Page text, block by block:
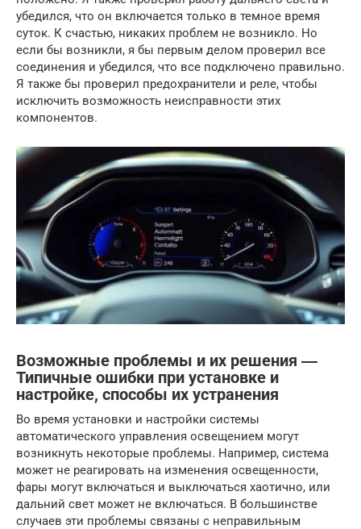
убедился, что он включается только в темное время
суток. К счастью, никаких проблем не возникло. Но
если бы возникли, я бы первым делом проверил все
соединения и убедился, что все подключено правильно.
Я также бы проверил предохранители и реле, чтобы
исключить возможность неисправности этих
компонентов.
Возможные проблемы и их решения ―
Типичные ошибки при установке и
настройке, способы их устранения
Во время установки и настройки системы
автоматического управления освещением могут
возникнуть некоторые проблемы. Например, система
может не реагировать на изменения освещенности,
фары могут включаться и выключаться хаотично, или
дальний свет может не включаться. В большинстве
случаев эти проблемы связаны с неправильным